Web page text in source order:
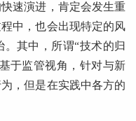
速演进，肯定会发生重
中，也会出现特定的风
其中，所谓“技术的归
于监管视角，针对与新
，但是在实践中各方的